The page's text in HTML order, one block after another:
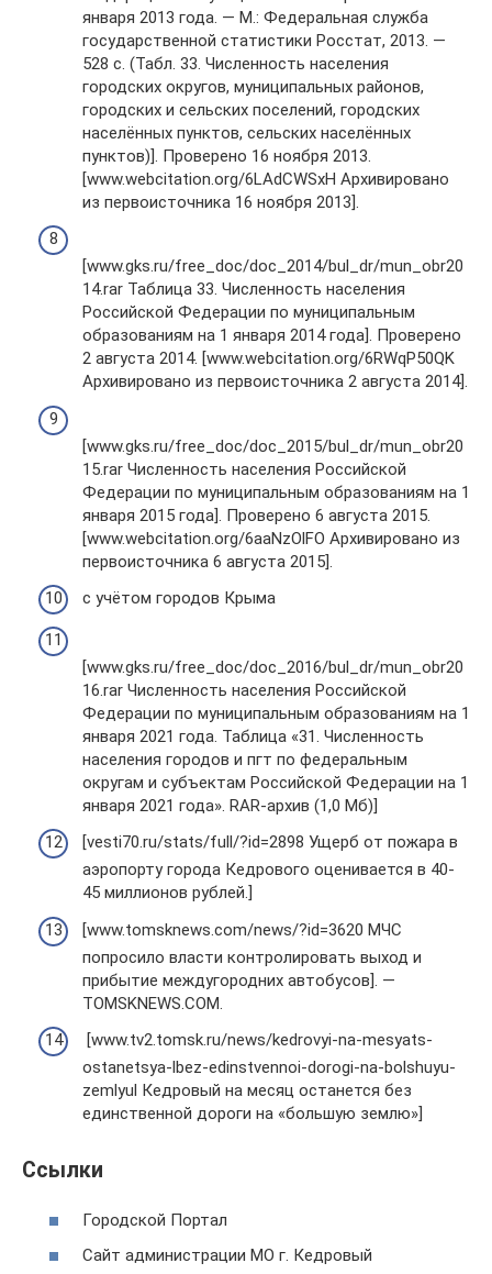
января 2013 года. — М.: Федеральная служба
государственной статистики Росстат, 2013. —
528 с. (Табл. 33. Численность населения
городских округов, муниципальных районов,
городских и сельских поселений, городских
населённых пунктов, сельских населённых
пунктов)]. Проверено 16 ноября 2013.
[www.webcitation.org/6LAdCWSxH Архивировано
из первоисточника 16 ноября 2013].
[www.gks.ru/free_doc/doc_2014/bul_dr/mun_obr20
14.rar Таблица 33. Численность населения
Российской Федерации по муниципальным
образованиям на 1 января 2014 года]. Проверено
2 августа 2014. [www.webcitation.org/6RWqP50QK
Архивировано из первоисточника 2 августа 2014].
[www.gks.ru/free_doc/doc_2015/bul_dr/mun_obr20
15.rar Численность населения Российской
Федерации по муниципальным образованиям на 1
января 2015 года]. Проверено 6 августа 2015.
[www.webcitation.org/6aaNzOlFO Архивировано из
первоисточника 6 августа 2015].
с учётом городов Крыма
[www.gks.ru/free_doc/doc_2016/bul_dr/mun_obr20
16.rar Численность населения Российской
Федерации по муниципальным образованиям на 1
января 2021 года. Таблица «31. Численность
населения городов и пгт по федеральным
округам и субъектам Российской Федерации на 1
января 2021 года». RAR-архив (1,0 Mб)]
[vesti70.ru/stats/full/?id=2898 Ущерб от пожара в
аэропорту города Кедрового оценивается в 40-
45 миллионов рублей.]
[www.tomsknews.com/news/?id=3620 МЧС
попросило власти контролировать выход и
прибытие междугородних автобусов]. —
TOMSKNEWS.COM.
[www.tv2.tomsk.ru/news/kedrovyi-na-mesyats-
ostanetsya-lbez-edinstvennoi-dorogi-na-bolshuyu-
zemlyul Кедровый на месяц останется без
единственной дороги на «большую землю»]
Ссылки
Городской Портал
Сайт администрации МО г. Кедровый